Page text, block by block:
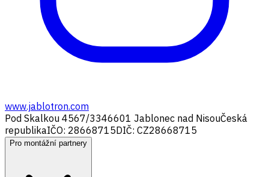
www.jablotron.com
Pod Skalkou 4567/3346601 Jablonec nad NisouČeská
republikaIČO: 28668715DIČ: CZ28668715
Pro montážní partnery